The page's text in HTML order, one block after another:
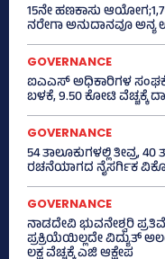
15ನೇ ಹಣಕಾಸು
ನರೇಗಾ ಅನುದಾನವೂ ಅನ್ಯ
GOVERNANCE
ಐಎಎಸ್‌ ಅಧಿಕಾರಿಗಳ
ಬಳಕೆ, 9.50 ಕೋಟಿ ವೆಚ್ಚಕ್ಕೆ
GOVERNANCE
54 ತಾಲೂಕುಗಳಲ್ಲಿ ತೀವ್ರ,
ರಚನೆಯಾಗದ ನೈಸರ್ಗಿಕ
GOVERNANCE
ನಾಡದೇವಿ ಭುವನೇಶ್ವರಿ
ಪ್ರಕ್ರಿಯೆಯಿಲ್ಲದೇ ವಿದ್ಯುತ್‌
ಲಕ್ಷ ವೆಚ್ಚಕ್ಕೆ ಎಜಿ ಆಕ್ಷೇಪ